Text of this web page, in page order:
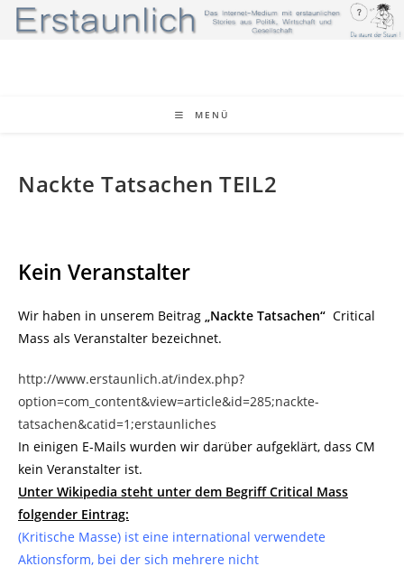
Zum
Inhalt
MENÜ
Nackte Tatsachen TEIL2
Kein Veranstalter
Wir haben in unserem Beitrag „Nackte Tatsachen“ Critical
Mass als Veranstalter bezeichnet.
http://www.erstaunlich.at/index.php?
option=com_content&view=article&id=285;nackte-
tatsachen&catid=1;erstaunliches
In einigen E-Mails wurden wir darüber aufgeklärt, dass CM
kein Veranstalter ist.
Unter Wikipedia steht unter dem Begriff Critical Mass
folgender Eintrag:
(Kritische Masse) ist eine international verwendete
Aktionsform, bei der sich mehrere nicht